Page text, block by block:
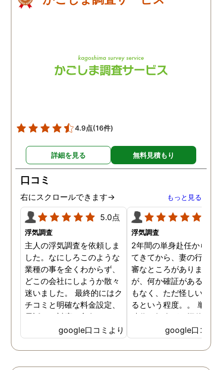
がんばってください👍！ …
4.9点(16件)
詳細を見る 無料見積もり
口コミ
右にスクロールできます→ もっと見る
5.0点
浮気調査
主人の浮気調査を依頼しま
した。なにしろこのような
業種の事を全くわからず、
どこの会社にしようか散々
迷いました。 最終的にはク
チコミと明確な料金設定、
電話での対応、印象でこち
らに決めました。 最初から
私の話をしっかりと聞いて
くださり、穏やかで優しく
google口コミより
浮気調査
2年間の単身赴任から帰
てきてから、妻の行動に
審なところがありました
が、何か確証があるわけ
もなく、ただ怪しい気が
るという程度。。 単身
時代の知人が、探偵に依
して証拠をつかんで離婚
たという話を思い出し、
色々なホームページを見
google口コミ